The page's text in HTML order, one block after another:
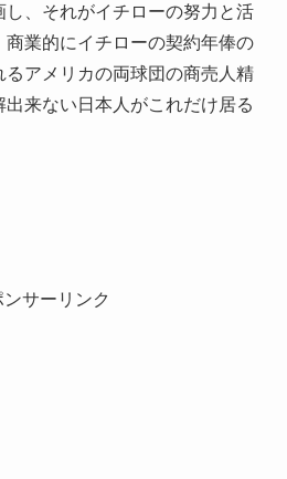
し、それがイチローの努力と活
業的にイチローの契約年俸の
アメリカの両球団の商売人精
来ない日本人がこれだけ居る
ンサーリンク